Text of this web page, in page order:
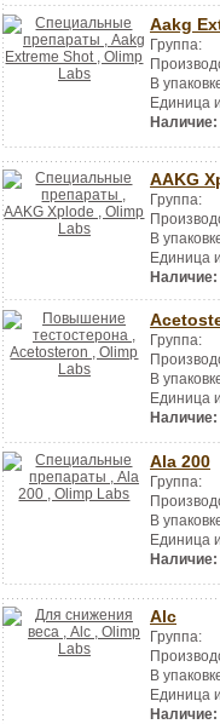
Aakg
Группа:
В
Единица
Наличие:
AAKG
Группа:
В
Единица
Наличие:
Группа:
В
Единица
Наличие:
Ala 200
Группа:
В
Единица
Наличие:
Alc
Группа:
В
Единица
Наличие: